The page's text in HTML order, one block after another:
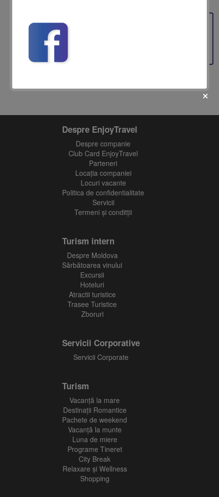
Despre EnjoyTravel
Despre companie
Club Card EnjoyTravel
Parteneri
Locaţia companiei
Locuri vacante
Politica de confidentialitate
Servicii
Termeni și conditții
Turism intern
Despre Moldova
Sărbătoarea vinului
Excursii
Hoteluri
Atractii turistice
Trasee Turistice
Zboruri
Servicii Corporative
Servicii Corporate
Turism
Vacanţă la mare
Destinații Romantice
Pachete de weekend
Vacanță la munte
Luna de miere
Programe Tineret
City Break
Relaxare și Wellness
Shopping
fii prietenul nostru pe facebook
Află primul cele mai noi oferte